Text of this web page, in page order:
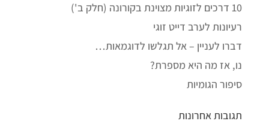
10 דרכים לזוגיות מצוינת בקורונה (חלק ב')
רעיונות לערב דייט זוגי
דברו לעניין – אל תגלשו לדוגמאות…
נו, אז מה היא מספרת?
סיפור הגומיות
תגובות אחרונות